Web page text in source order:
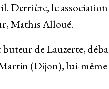
Derrière, le
Mathis Alloué.
de Lauzerte,
(Dijon), lui-